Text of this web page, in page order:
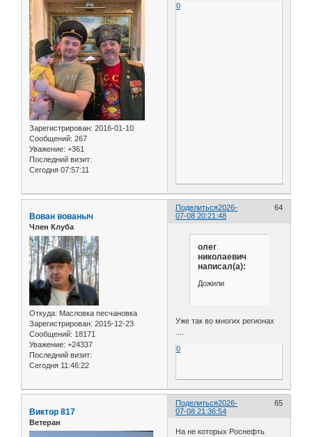
Зарегистрирован: 2016-01-10
Сообщений: 267
Уважение: +361
Последний визит:
Сегодня 07:57:11
0
Поделиться 64
2026-
07-08 20:21:48
Вован вованыч
Член Клуба
Откуда: Масловка песчановка
Зарегистрирован: 2015-12-23
Сообщений: 18171
Уважение: +24337
Последний визит:
Сегодня 11:46:22
олег
николаевич
написал(а):
Дожили
Уже так во многих регионах
0
Поделиться 65
2026-
07-08 21:36:54
Виктор 817
Ветеран
На не которых Роснефть